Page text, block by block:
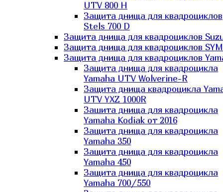
UTV 800 H
Защита днища для квадроциклов
Stels 700 D
Защита днища для квадроциклов
Защита днища для квадроциклов SYM
Защита днища для квадроциклов
Защита днища для квадроцикла
Yamaha UTV Wolverine-R
Защита днища квадроцикла
UTV YXZ 1000R
Зашита днища для квадроцикла
Yamaha Kodiak от 2016
Защита днища для квадроцикла
Yamaha 350
Защита днища для квадроцикла
Yamaha 450
Защита днища для квадроцикла
Yamaha 700/550